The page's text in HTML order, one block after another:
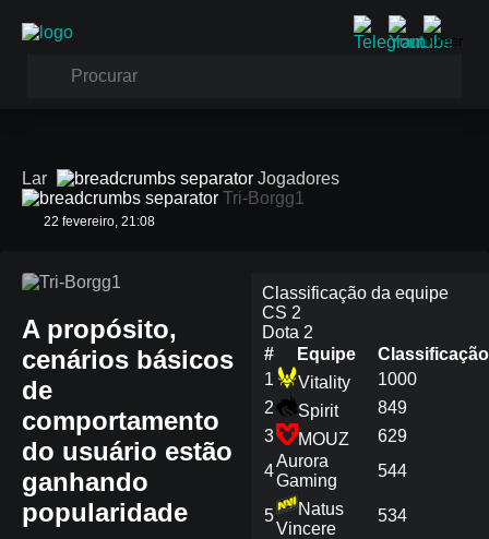
Lar
Jogadores
Tri-Borgg1
22 fevereiro, 21:08
Tri-Borgg1
A propósito,
cenários básicos
de
comportamento
do usuário estão
ganhando
popularidade
Classificação da equipe
CS 2
Dota 2
#
Equipe
Сlassificação
1
Vitality
1000
2
Spirit
849
3
MOUZ
629
4
Aurora
Gaming
544
5
Natus
Vincere
534